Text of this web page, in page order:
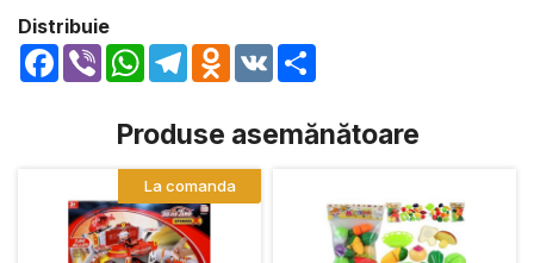
Distribuie
Facebook
Viber WhatsApp
TelegramOdnoklassniki
VK
Produse asemănătoare
La comanda